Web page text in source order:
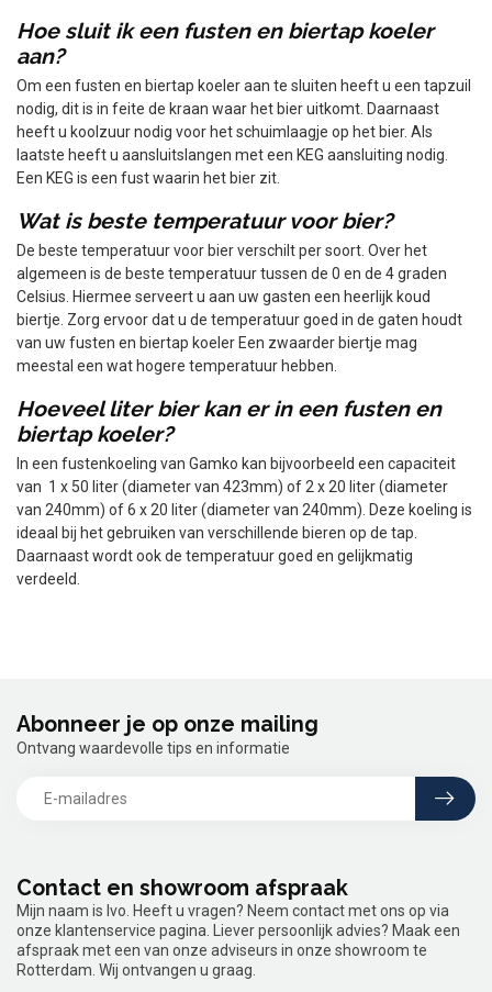
Hoe sluit ik een fusten en biertap koeler
aan?
Om een fusten en biertap koeler aan te sluiten heeft u een tapzuil
nodig, dit is in feite de kraan waar het bier uitkomt. Daarnaast
heeft u koolzuur nodig voor het schuimlaagje op het bier. Als
laatste heeft u aansluitslangen met een KEG aansluiting nodig.
Een KEG is een fust waarin het bier zit.
Wat is beste temperatuur voor bier?
De beste temperatuur voor bier verschilt per soort. Over het
algemeen is de beste temperatuur tussen de 0 en de 4 graden
Celsius. Hiermee serveert u aan uw gasten een heerlijk koud
biertje. Zorg ervoor dat u de temperatuur goed in de gaten houdt
van uw fusten en biertap koeler Een zwaarder biertje mag
meestal een wat hogere temperatuur hebben.
Hoeveel liter bier kan er in een fusten en
biertap koeler?
In een fustenkoeling van Gamko kan bijvoorbeeld een capaciteit
van 1 x 50 liter (diameter van 423mm) of 2 x 20 liter (diameter
van 240mm) of 6 x 20 liter (diameter van 240mm). Deze koeling is
ideaal bij het gebruiken van verschillende bieren op de tap.
Daarnaast wordt ook de temperatuur goed en gelijkmatig
verdeeld.
Contact en showroom afspraak
Mijn naam is Ivo. Heeft u vragen? Neem contact met ons op via
onze klantenservice pagina. Liever persoonlijk advies? Maak een
afspraak met een van onze adviseurs in onze showroom te
Rotterdam. Wij ontvangen u graag.
Abonneer je op onze mailing
Ontvang waardevolle tips en informatie